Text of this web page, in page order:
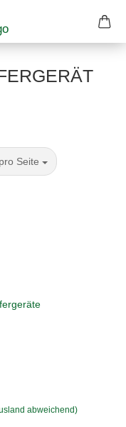
Seite
abweichend)